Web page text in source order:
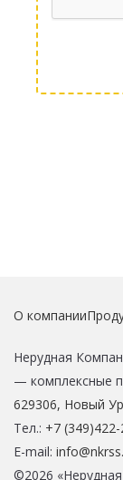
О компании
Нерудная
— комплексные
629306, Новый
Тел.: +7
E-mail:
©2026